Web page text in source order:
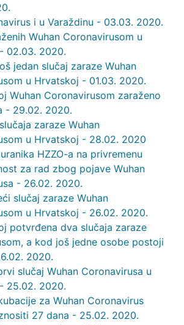
i u Varaždinu - 03.03. 2020.
Wuhan Coronavirusom u
02.03. 2020.
jedan slučaj zaraze Wuhan
u Hrvatskoj - 01.03. 2020.
Wuhan Coronavirusom zaraženo
- 29.02. 2020.
zaraze Wuhan
u Hrvatskoj - 28.02. 2020
HZZO-a na privremenu
za rad zbog pojave Wuhan
- 26.02. 2020.
slučaj zaraze Wuhan
u Hrvatskoj - 26.02. 2020.
potvrđena dva slučaja zaraze
a kod još jedne osobe postoji
2020.
slučaj Wuhan Coronavirusa u
25.02. 2020.
za Wuhan Coronavirus
27 dana - 25.02. 2020.